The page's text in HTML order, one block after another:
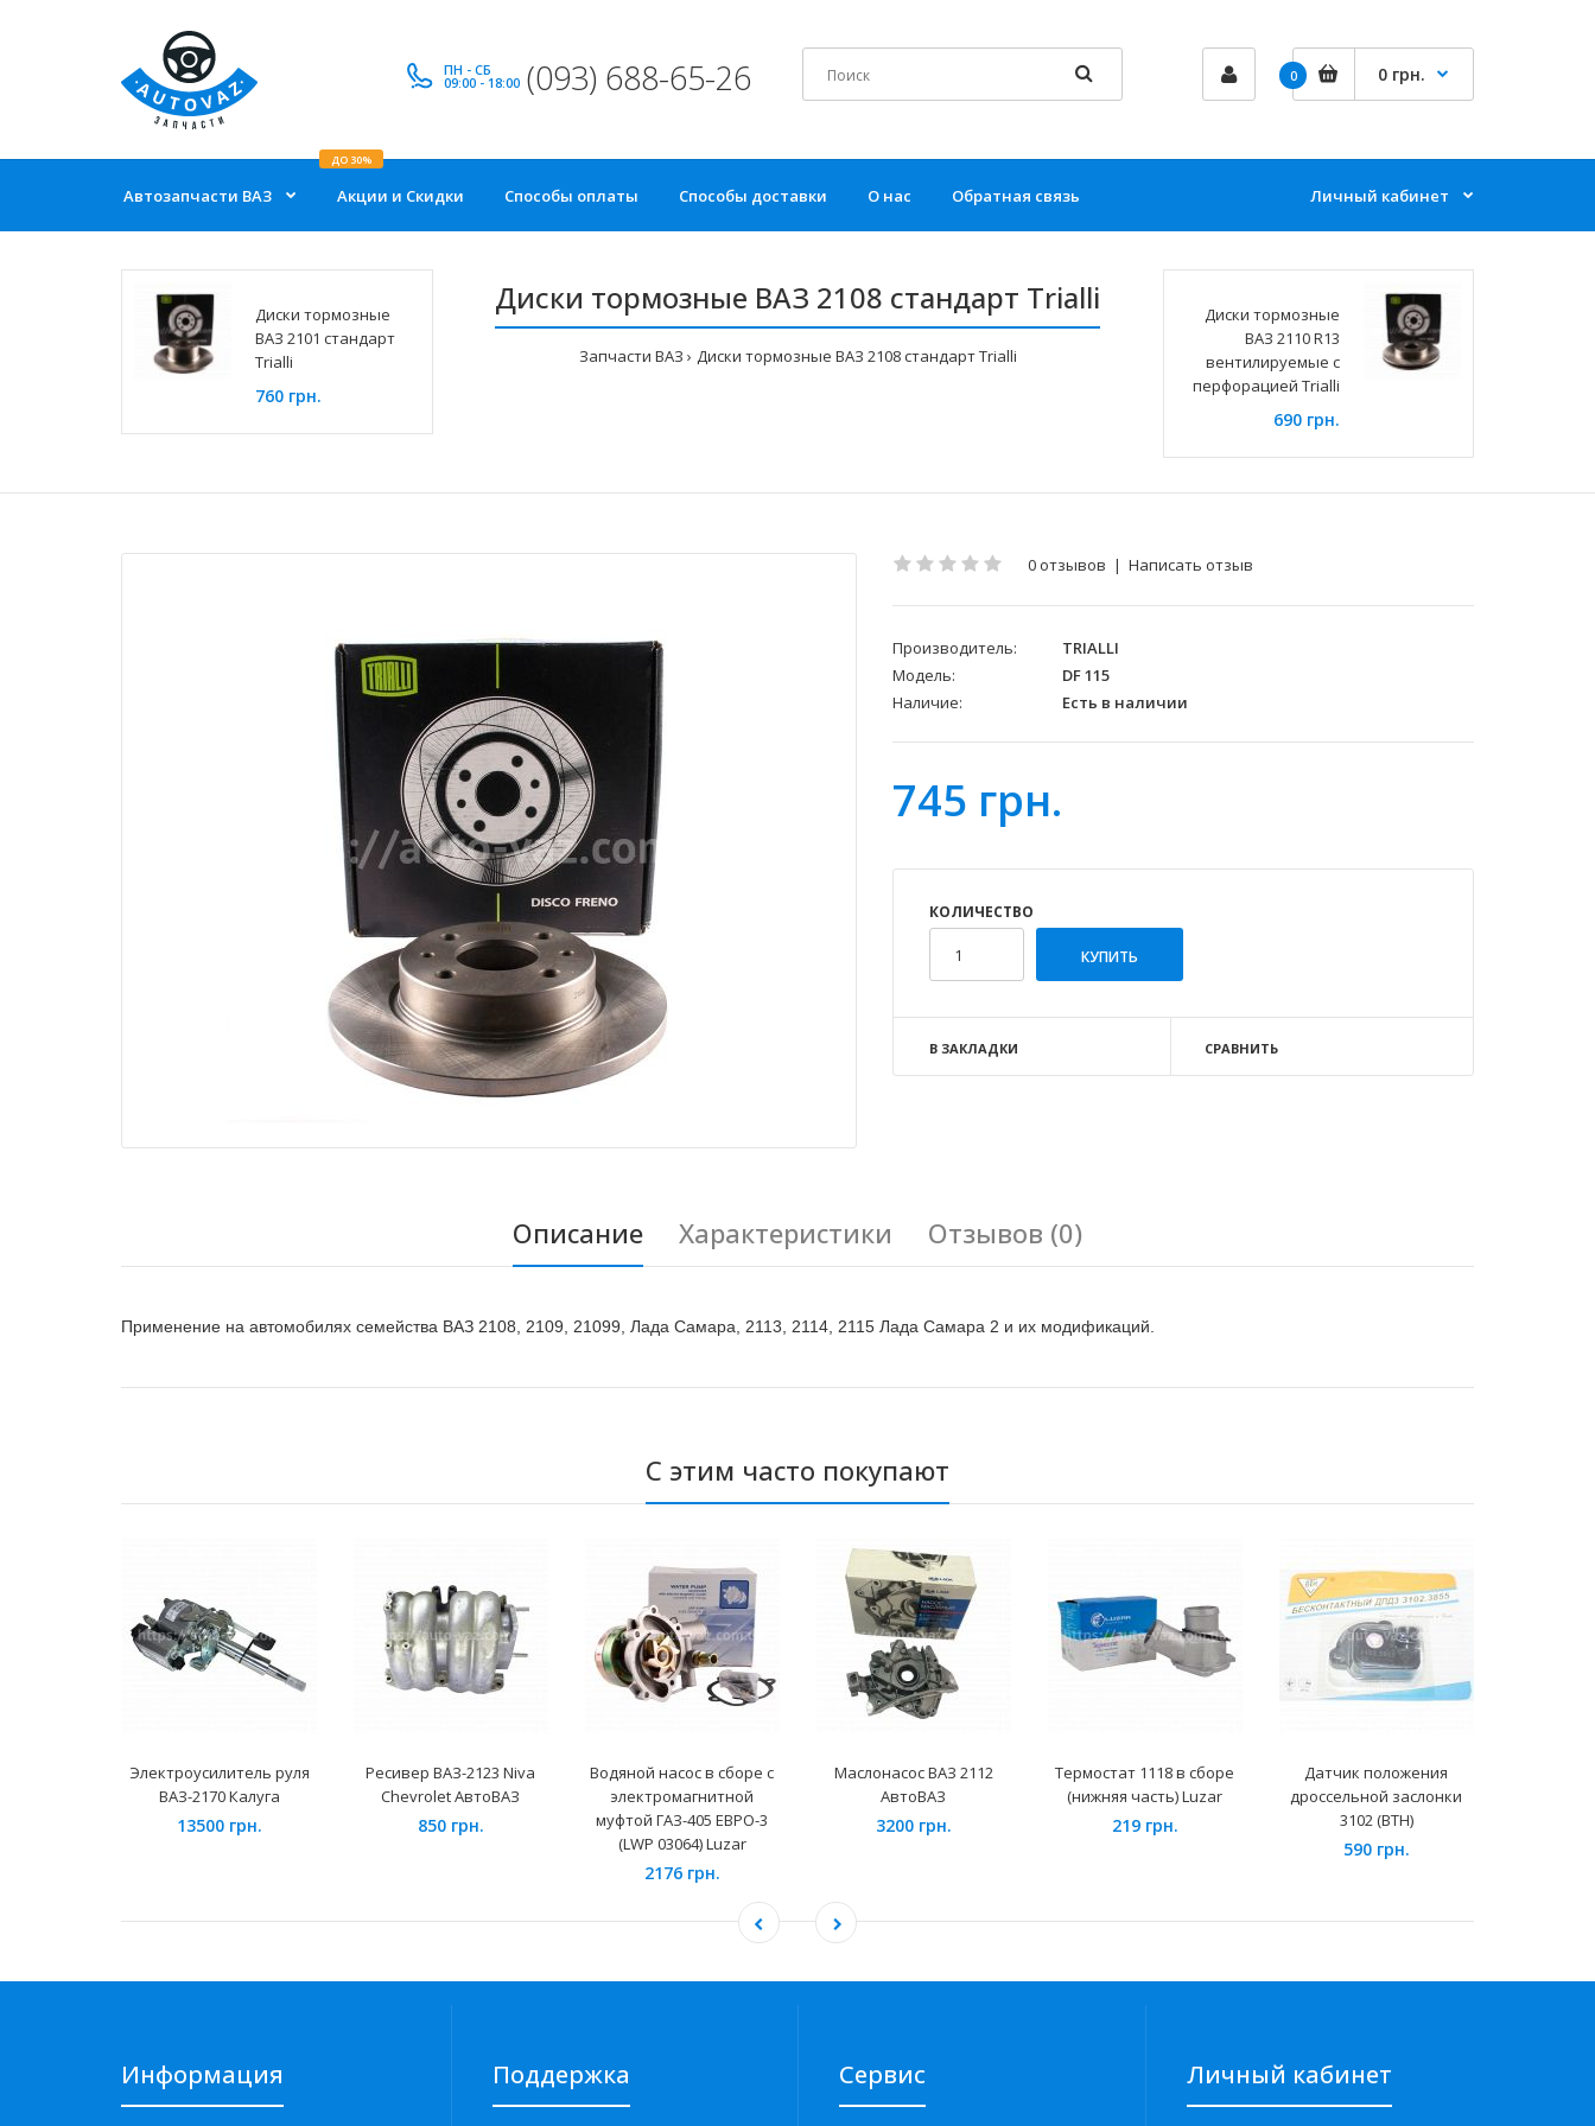
ПН - СБ
09:00 - 18:00 (093) 688-65-26 0 0 грн.
Автозапчасти ВАЗ Акции и Скидки
ДО 30%
Способы оплаты Способы доставки О нас Обратная связь Личный кабинет
Диски тормозные
ВАЗ 2101 стандарт
Trialli
760 грн.
Диски тормозные ВАЗ 2108 стандарт Trialli
Запчасти ВАЗ Диски тормозные ВАЗ 2108 стандарт Trialli
Диски тормозные
ВАЗ 2110 R13
вентилируемые с
перфорацией Trialli
690 грн.
0 отзывов | Написать отзыв
Производитель:
TRIALLI
Модель:
DF 115
Наличие:
Есть в наличии
745 грн.
КОЛИЧЕСТВО
В ЗАКЛАДКИ СРАВНИТЬ
Описание Характеристики Отзывов (0)
Применение на автомобилях семейства ВАЗ 2108, 2109, 21099, Лада Самара, 2113, 2114, 2115 Лада Самара 2 и их модификаций.
С этим часто покупают
Электроусилитель руля
ВАЗ-2170 Калуга
13500 грн.
Ресивер ВАЗ-2123 Niva
Chevrolet АвтоВАЗ
850 грн.
Водяной насос в сборе с
электромагнитной
муфтой ГАЗ-405 ЕВРО-3
(LWP 03064) Luzar
2176 грн.
Маслонасос ВАЗ 2112
АвтоВАЗ
3200 грн.
Термостат 1118 в сборе
(нижняя часть) Luzar
219 грн.
Датчик положения
дроссельной заслонки
3102 (ВТН)
590 грн.
Информация Поддержка Сервис Личный кабинет